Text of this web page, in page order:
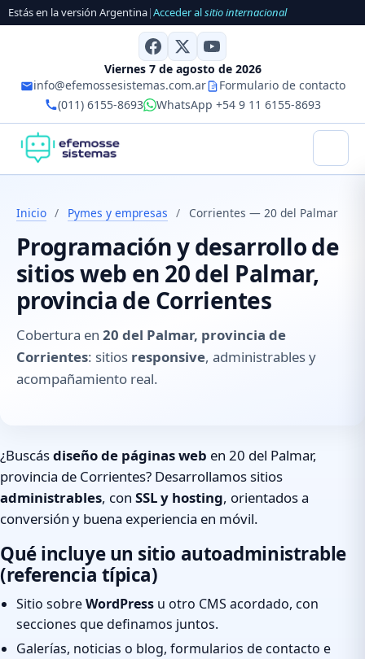
Estás en la versión Argentina|Acceder alsitio internacional
Viernes 7 de agosto de 2026
info@efemossesistemas.com.ar
Formulario de contacto
(011) 6155-8693
WhatsApp +54 9 11 6155-8693
Inicio / Pymes y empresas / Corrientes — 20 del Palmar
Programación y desarrollo de
sitios web en 20 del Palmar,
provincia de Corrientes
Cobertura en 20 del Palmar, provincia de
Corrientes: sitios responsive, administrables y
acompañamiento real.
¿Buscásdiseño de páginas web en 20 del Palmar,
provincia de Corrientes? Desarrollamos sitios
administrables, con SSL y hosting, orientados a
conversión y buena experiencia en móvil.
Qué incluye un sitio autoadministrable
(referencia típica)
Sitio sobreWordPress u otro CMS acordado, con
secciones que definamos juntos.
Galerías, noticias o blog, formularios de contacto e